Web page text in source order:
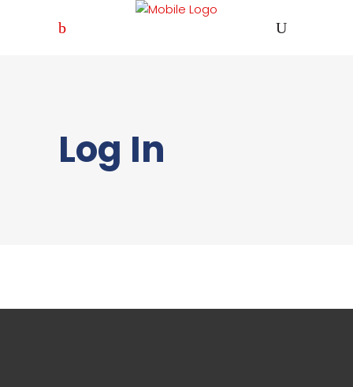
Log In